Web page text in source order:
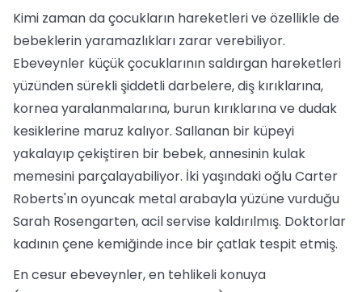
Kimi zaman da çocukların hareketleri ve özellikle de
bebeklerin yaramazlıkları zarar verebiliyor.
Ebeveynler küçük çocuklarının saldırgan hareketleri
yüzünden sürekli şiddetli darbelere, diş kırıklarına,
kornea yaralanmalarına, burun kırıklarına ve dudak
kesiklerine maruz kalıyor. Sallanan bir küpeyi
yakalayıp çekiştiren bir bebek, annesinin kulak
memesini parçalayabiliyor. İki yaşındaki oğlu Carter
Roberts'ın oyuncak metal arabayla yüzüne vurduğu
Sarah Rosengarten, acil servise kaldırılmış. Doktorlar
kadının çene kemiğinde ince bir çatlak tespit etmiş.
En cesur ebeveynler, en tehlikeli konuya